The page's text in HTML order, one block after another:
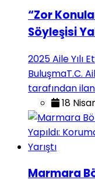
“Zor
Söyleşisi
2025 Aile Yılı
BuluşmaT.C.
tarafından
18
Marmara